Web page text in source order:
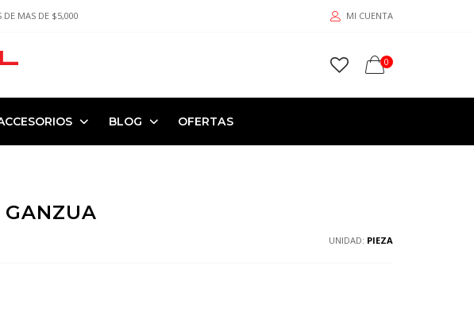
DE MAS DE $5,000 MI CUENTA
0
BLOG OFERTAS
GANZUA
UNIDAD: PIEZA